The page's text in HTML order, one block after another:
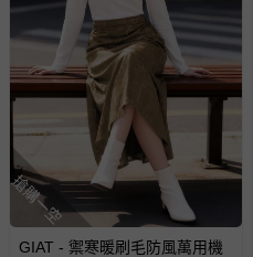
搶購一空
GIAT - 禦寒暖刷毛防風萬用機